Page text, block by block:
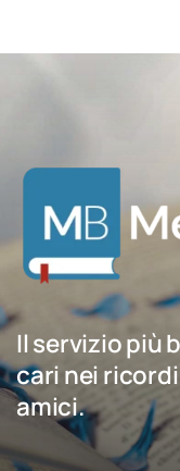
Il servizio più
cari nei
amici.